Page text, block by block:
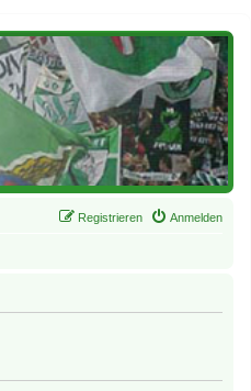
Anmelden
Registrieren